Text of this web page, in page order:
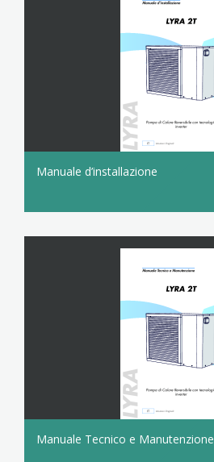
Manuale d’installazione
Manuale Tecnico e Manutenzione